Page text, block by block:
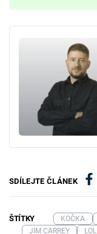
SDÍLEJTE ČLÁNEK
ŠTÍTKY KOČKA
JIM CARREY
LOL